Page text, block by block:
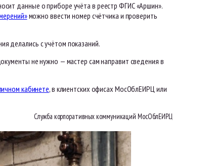
данные о приборе учёта в реестр ФГИС «Аршин».
можно ввести номер счётчика и проверить
делались с учётом показаний.
не нужно — мастер сам направит сведения в
кабинете, в клиентских офисах МосОблЕИРЦ или
Служба корпоративных коммуникаций МосОблЕИРЦ